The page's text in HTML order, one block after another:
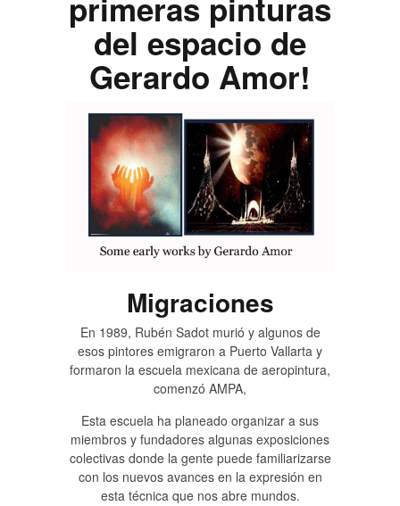
primeras pinturas
del espacio de
Gerardo Amor!
Migraciones
En 1989, Rubén Sadot murió y algunos de
esos pintores emigraron a Puerto Vallarta y
formaron la escuela mexicana de aeropintura,
comenzó AMPA,
Esta escuela ha planeado organizar a sus
miembros y fundadores algunas exposiciones
colectivas donde la gente puede familiarizarse
con los nuevos avances en la expresión en
esta técnica que nos abre mundos.